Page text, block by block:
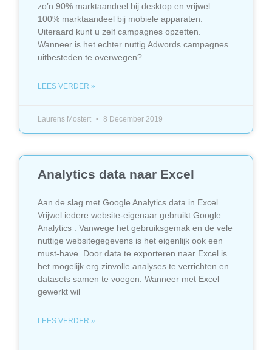
zo’n 90% marktaandeel bij desktop en vrijwel
100% marktaandeel bij mobiele apparaten.
Uiteraard kunt u zelf campagnes opzetten.
Wanneer is het echter nuttig Adwords campagnes
uitbesteden te overwegen?
LEES VERDER »
Laurens Mostert 8 December 2019
Analytics data naar Excel
Aan de slag met Google Analytics data in Excel
Vrijwel iedere website-eigenaar gebruikt Google
Analytics . Vanwege het gebruiksgemak en de vele
nuttige websitegegevens is het eigenlijk ook een
must-have. Door data te exporteren naar Excel is
het mogelijk erg zinvolle analyses te verrichten en
datasets samen te voegen. Wanneer met Excel
gewerkt wil
LEES VERDER »